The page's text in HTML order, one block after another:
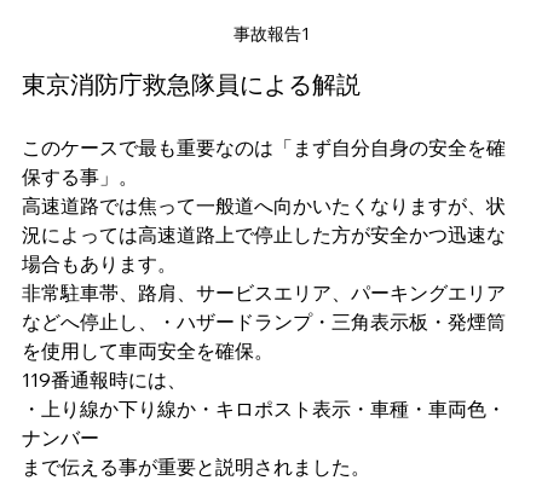
事故報告1
東京消防庁救急隊員による解説
このケースで最も重要なのは「まず自分自身の安全を確
保する事」。
高速道路では焦って一般道へ向かいたくなりますが、状
況によっては高速道路上で停止した方が安全かつ迅速な
場合もあります。
非常駐車帯、路肩、サービスエリア、パーキングエリア
などへ停止し、・ハザードランプ・三角表示板・発煙筒
を使用して車両安全を確保。
119番通報時には、
・上り線か下り線か・キロポスト表示・車種・車両色・
ナンバー
まで伝える事が重要と説明されました。